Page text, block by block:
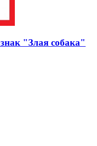
"Злая собака"